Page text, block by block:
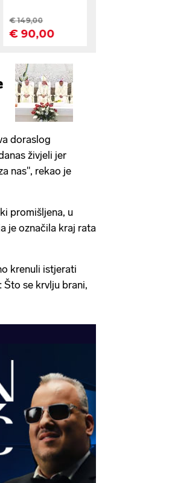
doraslog
živjeli jer
nas", rekao je
promišljena, u
je označila kraj rata
krenuli istjerati
Što se krvlju brani,